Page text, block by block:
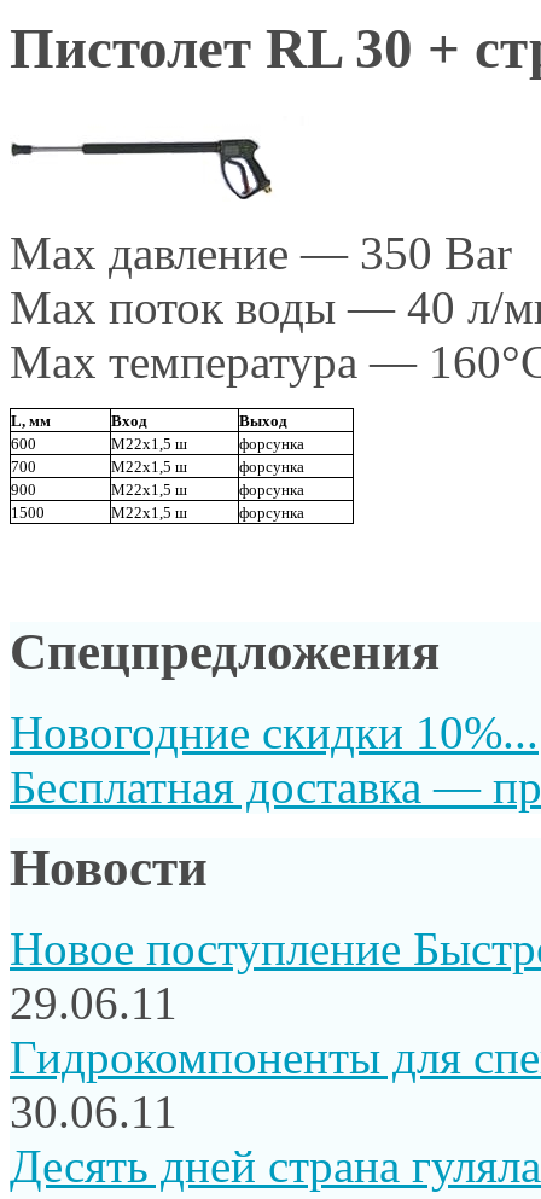
Пистолет RL 30 +
Max давление — 350 Bar
Max поток воды — 40 л/
Max температура —
L, мм Вход
Выход
600
М22х1,5 ш
форсунка
700
М22х1,5 ш
форсунка
900
М22х1,5 ш
форсунка
1500
М22х1,5 ш форсунка
Спецпредложения
Новогодние скидки 10%...
Бесплатная доставка —
Новости
Новое поступление
29.06.11
Гидрокомпоненты для
30.06.11
Десять дней страна